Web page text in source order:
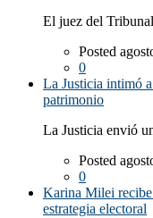
El juez del
Posted
0
La Justicia intimó
patrimonio
La Justicia envió
Posted
0
Karina Milei recibe
estrategia electoral